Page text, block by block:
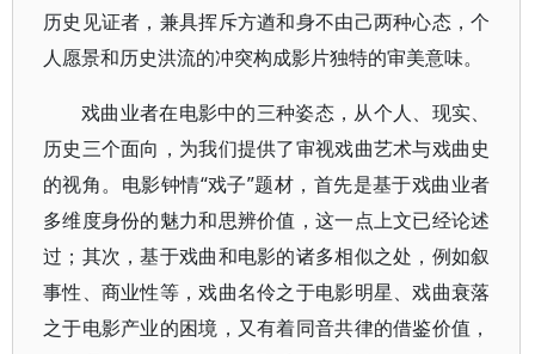
历史见证者，兼具挥斥方遒和身不由己两种心态，个
人愿景和历史洪流的冲突构成影片独特的审美意味。
戏曲业者在电影中的三种姿态，从个人、现实、
历史三个面向，为我们提供了审视戏曲艺术与戏曲史
的视角。电影钟情“戏子”题材，首先是基于戏曲业者
多维度身份的魅力和思辨价值，这一点上文已经论述
过；其次，基于戏曲和电影的诸多相似之处，例如叙
事性、商业性等，戏曲名伶之于电影明星、戏曲衰落
之于电影产业的困境，又有着同音共律的借鉴价值，